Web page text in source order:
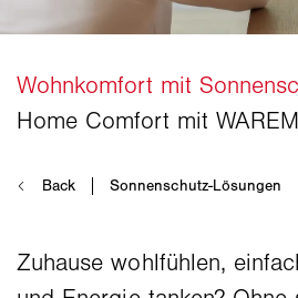
Zuhause wohlfühlen,